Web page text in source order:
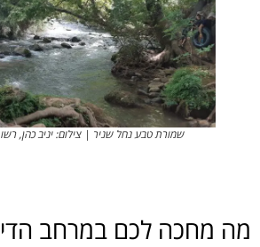
שמורת טבע נחל שניר | צילום: יניב כהן,
מה מחכה לכם במרחב